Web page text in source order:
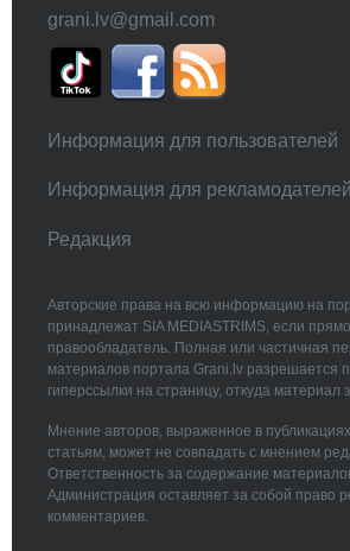
grani.lv@gmail.com
Информация для пользователей
Информация для рекламодателей
Редакция
Авторские права на всю информацию на
принадлежат SIA MEDIASTRIMS, если
правообладатель. Полная или частичная
материалов портала Grani.lv разрешается
гиперссылки на страницу, откуда материал
Мнение авторов, выраженное в
статьям, может не совпадать с мнением
Ответственность за содержание
Администрация оставляет за собой право
комментариев.